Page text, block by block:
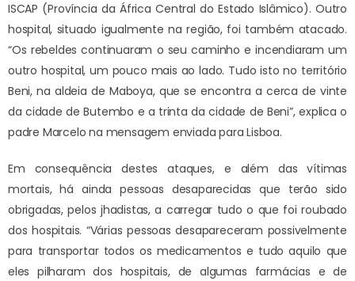
ISCAP (Província da África Central do Estado Islâmico). Outro
hospital, situado igualmente na região, foi também atacado.
“Os rebeldes continuaram o seu caminho e incendiaram um
outro hospital, um pouco mais ao lado. Tudo isto no território
Beni, na aldeia de Maboya, que se encontra a cerca de vinte
da cidade de Butembo e a trinta da cidade de Beni”, explica o
padre Marcelo na mensagem enviada para Lisboa.
Em consequência destes ataques, e além das vítimas
mortais, há ainda pessoas desaparecidas que terão sido
obrigadas, pelos jhadistas, a carregar tudo o que foi roubado
dos hospitais. “Várias pessoas desapareceram possivelmente
para transportar todos os medicamentos e tudo aquilo que
eles pilharam dos hospitais, de algumas farmácias e de